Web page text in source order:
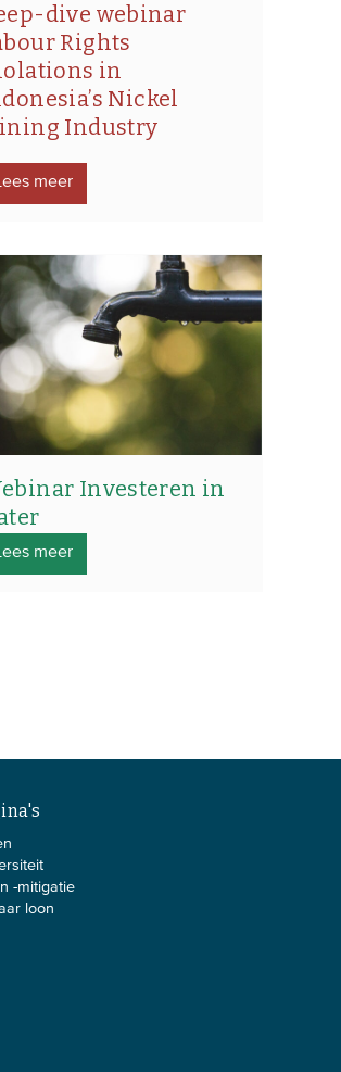
dive webinar
Rights
in
Nickel
Industry
meer
Investeren in
meer
-mitigatie
loon